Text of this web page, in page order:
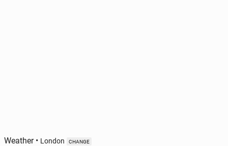
Weather• London CHANGE